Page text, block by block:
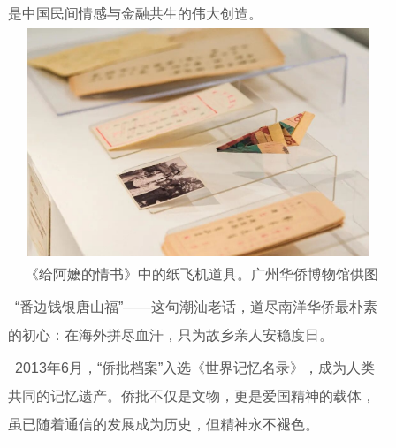
是中国民间情感与金融共生的伟大创造。
《给阿嬷的情书》中的纸飞机道具。广州华侨博物馆供图
“番边钱银唐山福”——这句潮汕老话，道尽南洋华侨最朴素
的初心：在海外拼尽血汗，只为故乡亲人安稳度日。
2013年6月，“侨批档案”入选《世界记忆名录》，成为人类
共同的记忆遗产。侨批不仅是文物，更是爱国精神的载体，
虽已随着通信的发展成为历史，但精神永不褪色。